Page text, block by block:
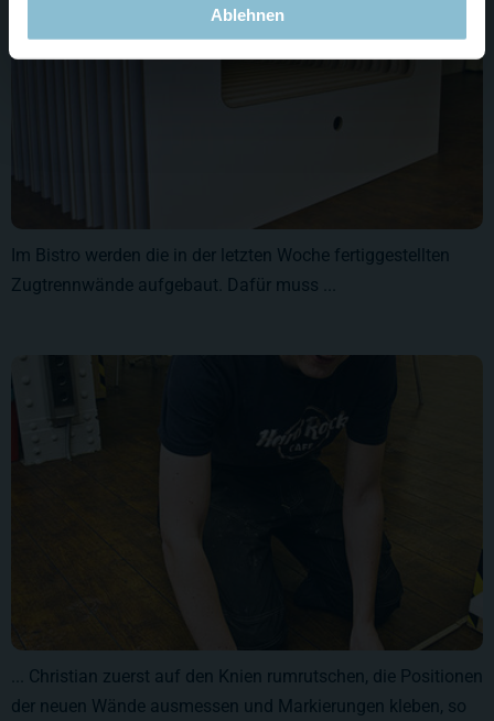
Ablehnen
Im Bistro werden die in der letzten Woche fertiggestellten
Zugtrennwände aufgebaut. Dafür muss ...
... Christian zuerst auf den Knien rumrutschen, die Positionen
der neuen Wände ausmessen und Markierungen kleben, so